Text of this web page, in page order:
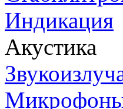
Индикация
Акустика